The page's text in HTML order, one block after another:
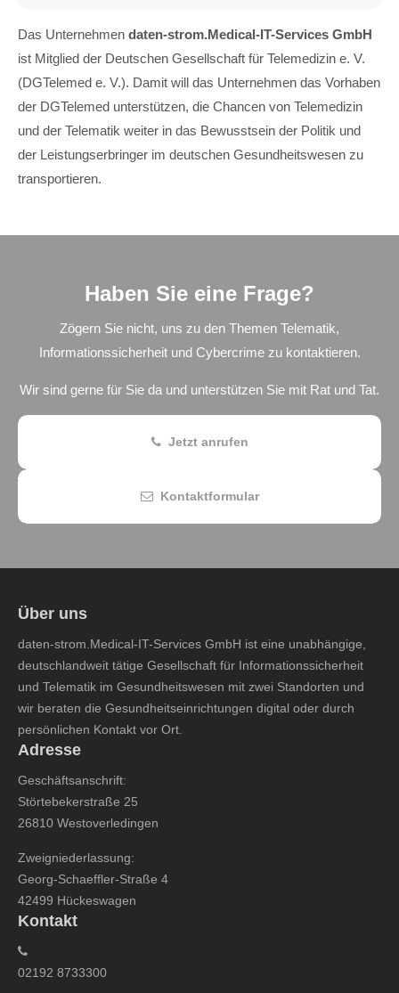
Das Unternehmen daten-strom.Medical-IT-Services GmbH
ist Mitglied der Deutschen Gesellschaft für Telemedizin e. V.
(DGTelemed e. V.). Damit will das Unternehmen das Vorhaben
der DGTelemed unterstützen, die Chancen von Telemedizin
und der Telematik weiter in das Bewusstsein der Politik und
der Leistungserbringer im deutschen Gesundheitswesen zu
transportieren.
Haben Sie eine Frage?
Zögern Sie nicht, uns zu den Themen Telematik,
Informationssicherheit und Cybercrime zu kontaktieren.
Wir sind gerne für Sie da und unterstützen Sie mit Rat und Tat.
Jetzt anrufen
Kontaktformular
Über uns
daten-strom.Medical-IT-Services GmbH ist eine unabhängige,
deutschlandweit tätige Gesellschaft für Informationssicherheit
und Telematik im Gesundheitswesen mit zwei Standorten und
wir beraten die Gesundheitseinrichtungen digital oder durch
persönlichen Kontakt vor Ort.
Adresse
Geschäftsanschrift:
Störtebekerstraße 25
26810 Westoverledingen
Zweigniederlassung:
Georg-Schaeffler-Straße 4
42499 Hückeswagen
Kontakt
02192 8733300